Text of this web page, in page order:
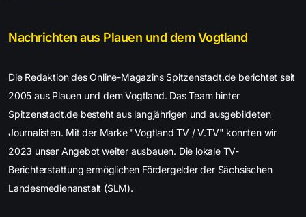
Nachrichten aus Plauen und dem Vogtland
Die Redaktion des Online-Magazins Spitzenstadt.de berichtet seit
2005 aus Plauen und dem Vogtland. Das Team hinter
Spitzenstadt.de besteht aus langjährigen und ausgebildeten
Journalisten. Mit der Marke "Vogtland TV / V.TV" konnten wir
2023 unser Angebot weiter ausbauen. Die lokale TV-
Berichterstattung ermöglichen Fördergelder der Sächsischen
Landesmedienanstalt (SLM).